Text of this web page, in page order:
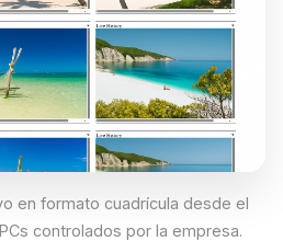
en formato cuadrícula desde el
controlados por la empresa.